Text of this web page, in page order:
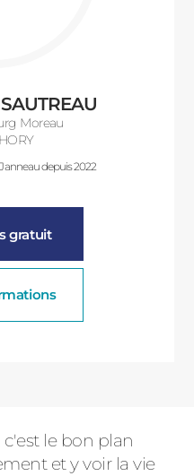
Moreau
depuis 2022
gratuit
c'est le bon plan
et y voir la vie